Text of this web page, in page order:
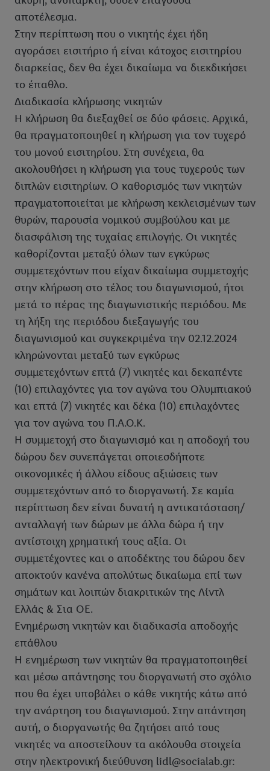
αποτέλεσμα.
Στην περίπτωση που ο νικητής έχει ήδη
αγοράσει εισιτήριο ή είναι κάτοχος εισιτηρίου
διαρκείας, δεν θα έχει δικαίωμα να διεκδικήσει
το έπαθλο.
Διαδικασία κλήρωσης νικητών
Η κλήρωση θα διεξαχθεί σε δύο φάσεις. Αρχικά,
θα πραγματοποιηθεί η κλήρωση για τον τυχερό
του μονού εισιτηρίου. Στη συνέχεια, θα
ακολουθήσει η κλήρωση για τους τυχερούς των
διπλών εισιτηρίων. Ο καθορισμός των νικητών
πραγματοποιείται με κλήρωση κεκλεισμένων των
θυρών, παρουσία νομικού συμβούλου και με
διασφάλιση της τυχαίας επιλογής. Οι νικητές
καθορίζονται μεταξύ όλων των εγκύρως
συμμετεχόντων που είχαν δικαίωμα συμμετοχής
στην κλήρωση στο τέλος του διαγωνισμού, ήτοι
μετά το πέρας της διαγωνιστικής περιόδου. Με
τη λήξη της περιόδου διεξαγωγής του
διαγωνισμού και συγκεκριμένα την 02.12.2024
κληρώνονται μεταξύ των εγκύρως
συμμετεχόντων επτά (7) νικητές και δεκαπέντε
(10) επιλαχόντες για τον αγώνα του Ολυμπιακού
και επτά (7) νικητές και δέκα (10) επιλαχόντες
για τον αγώνα του Π.Α.Ο.Κ.
Η συμμετοχή στο διαγωνισμό και η αποδοχή του
δώρου δεν συνεπάγεται οποιεσδήποτε
οικονομικές ή άλλου είδους αξιώσεις των
συμμετεχόντων από το διοργανωτή. Σε καμία
περίπτωση δεν είναι δυνατή η αντικατάσταση/
ανταλλαγή των δώρων με άλλα δώρα ή την
αντίστοιχη χρηματική τους αξία. Οι
συμμετέχοντες και ο αποδέκτης του δώρου δεν
αποκτούν κανένα απολύτως δικαίωμα επί των
σημάτων και λοιπών διακριτικών της Λίντλ
Ελλάς & Σια ΟΕ.
Ενημέρωση νικητών και διαδικασία αποδοχής
επάθλου
Η ενημέρωση των νικητών θα πραγματοποιηθεί
και μέσω απάντησης του διοργανωτή στο σχόλιο
που θα έχει υποβάλει ο κάθε νικητής κάτω από
την ανάρτηση του διαγωνισμού. Στην απάντηση
αυτή, ο διοργανωτής θα ζητήσει από τους
νικητές να αποστείλουν τα ακόλουθα στοιχεία
στην ηλεκτρονική διεύθυνση lidl@socialab.gr: